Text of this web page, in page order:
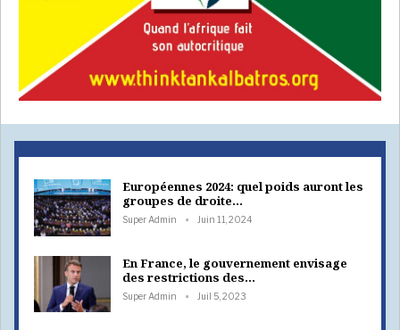
Européennes 2024: quel poids auront les
groupes de droite…
Super Admin Juin 11, 2024
En France, le gouvernement envisage
des restrictions des…
Super Admin Juil 5, 2023